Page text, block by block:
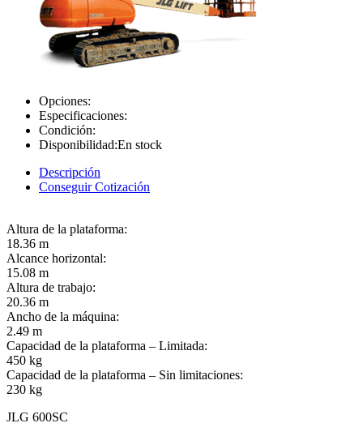
Opciones:
Especificaciones:
Condición:
Disponibilidad:En stock
Descripción
Conseguir Cotización
Altura de la plataforma:
18.36 m
Alcance horizontal:
15.08 m
Altura de trabajo:
20.36 m
Ancho de la máquina:
2.49 m
Capacidad de la plataforma – Limitada:
450 kg
Capacidad de la plataforma – Sin limitaciones:
230 kg
JLG 600SC